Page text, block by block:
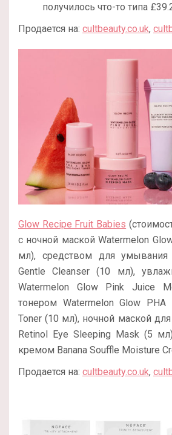
получилось что-то типа
Продается на: cultbeauty.co.uk,
Glow Recipe Fruit Babies
с ночной маской Watermelon
мл), средством для умывания
Gentle Cleanser (10 мл),
Watermelon Glow Pink Juice
тонером Watermelon Glow
Toner (10 мл), ночной маской
Retinol Eye Sleeping Mask (5
кремом Banana Souffle Moisture
Продается на: cultbeauty.co.uk,